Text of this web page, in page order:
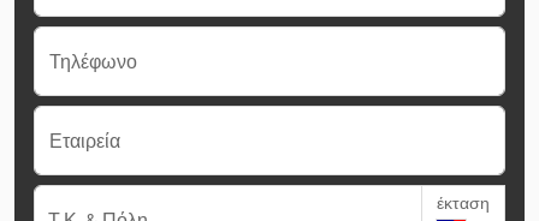
Τηλέφωνο
Εταιρεία
έκταση